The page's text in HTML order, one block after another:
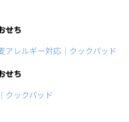
せち
アレルギー対応｜クックパッド
せち
ックパッド